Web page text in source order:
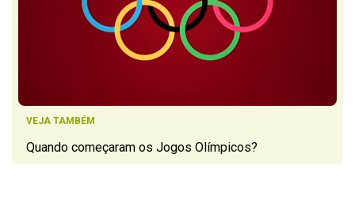
VEJA TAMBÉM
Quando começaram os Jogos Olímpicos?